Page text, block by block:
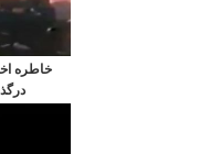
خاطره